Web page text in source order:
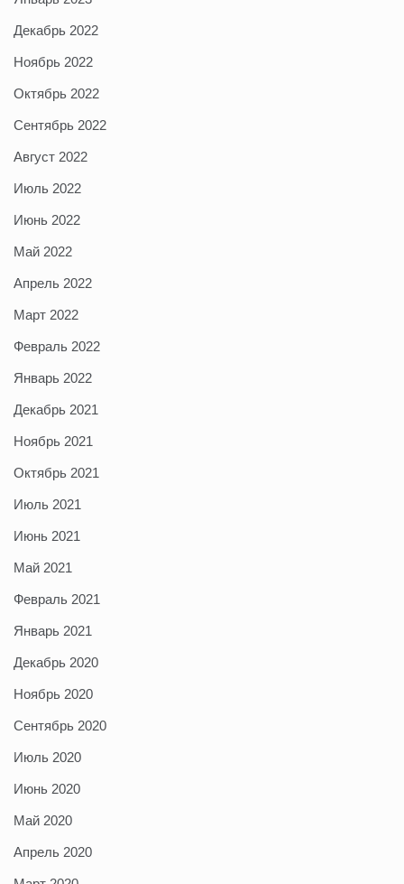
Декабрь 2022
Ноябрь 2022
Октябрь 2022
Сентябрь 2022
Август 2022
Июль 2022
Июнь 2022
Май 2022
Апрель 2022
Март 2022
Февраль 2022
Январь 2022
Декабрь 2021
Ноябрь 2021
Октябрь 2021
Июль 2021
Июнь 2021
Май 2021
Февраль 2021
Январь 2021
Декабрь 2020
Ноябрь 2020
Сентябрь 2020
Июль 2020
Июнь 2020
Май 2020
Апрель 2020